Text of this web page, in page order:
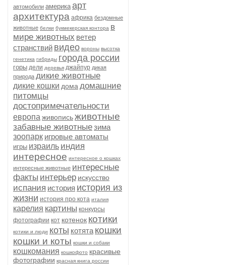
автомобили америка арт
архитектура африка бездомные
животные белки букмекерская контора в
мире животных ветер
странствий видео вороны высотка
генетика гибриды города россии
горы дели деревья джайпур дикая
природа дикие животные
дикие кошки дома домашние
питомцы
достопримечательности
европа живописьживотные
забавные животныезима
зоопарк игровые автоматы
игры израиль индия
интересное интересное о кошках
интересные животные интересные
факты интерьер искусство
испания история история из
жизни история про кота италия
карелия картины конкурсы
фотографии кот котенок котики
котики и люди коты котята кошки
кошки и коты кошки и собаки
кошкомания кошкофото красивые
фотографии красная книга россии